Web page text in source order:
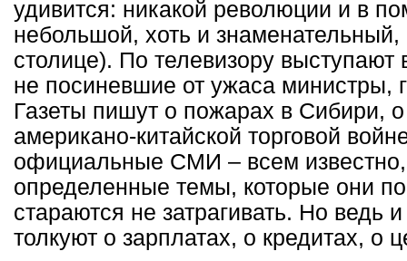
удивится: никакой революции и в
небольшой, хоть и знаменательный,
столице). По телевизору
не посиневшие от ужаса министры,
Газеты пишут о пожарах в Сибири,
американо-китайской торговой
официальные СМИ – всем известно,
определенные темы, которые они
стараются не затрагивать. Но ведь
толкуют о зарплатах, о кредитах, о